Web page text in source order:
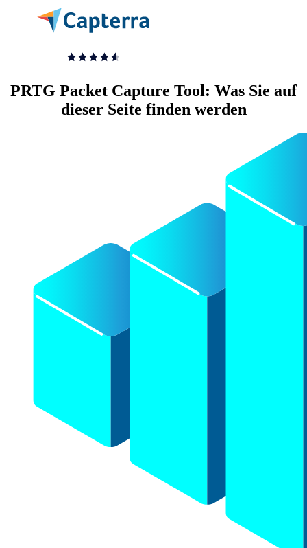
PRTG Packet Capture Tool: Was Sie auf
dieser Seite finden werden